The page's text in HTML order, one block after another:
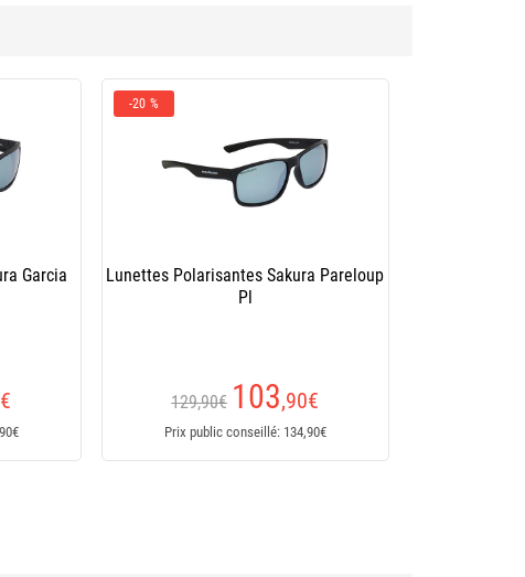
Garcia
€
-20 %
Lunettes Polarisantes Sakura Pareloup
Pl
129,90€ 103,90€
Prix public conseillé: 134,90€